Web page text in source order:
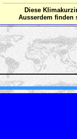
Diese
Ausserdem finden